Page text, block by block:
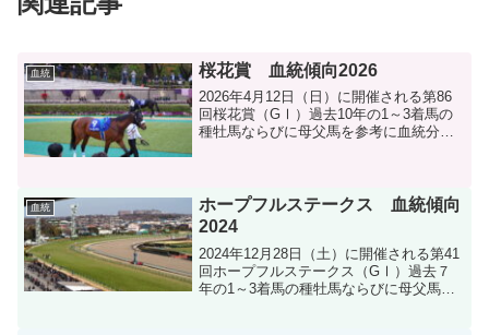
血統 桜花賞 血統傾向2026
2026年4月12日（日）に開催される第86
回桜花賞（GⅠ）過去10年の1～3着馬の
種牡馬ならびに母父馬を参考に血統分析
血統
ホープフルステークス 血統傾向
2024
2024年12月28日（土）に開催される第41
回ホープフルステークス（GⅠ）過去７
年の1～3着馬の種牡馬ならびに母父馬を